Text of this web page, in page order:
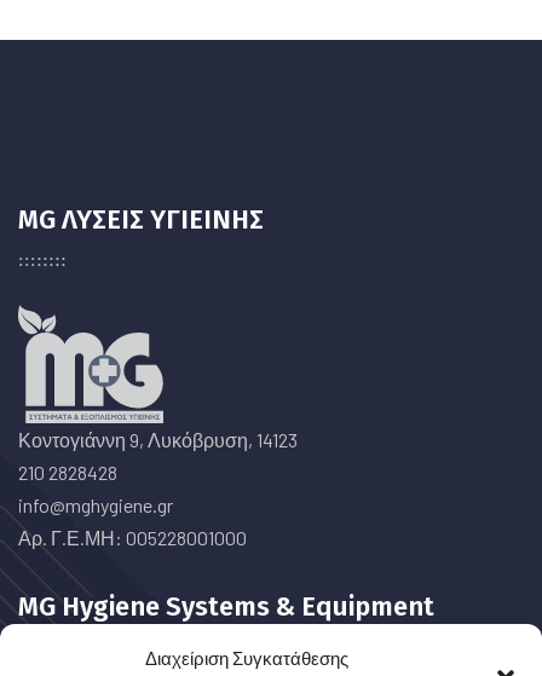
Διαχείριση Συγκατάθεσης
MG ΛΥΣΕΙΣ ΥΓΙΕΙΝΗΣ
Κοντογιάννη 9, Λυκόβρυση, 14123
210 2828428
info@mghygiene.gr
Αρ. Γ.Ε.ΜΗ: 005228001000
MG Hygiene Systems & Equipment